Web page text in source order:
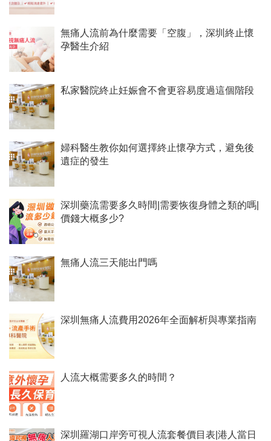
無痛人流前為什麼需要「空腹」，深圳終止懷
孕醫生介紹
私家醫院終止妊娠會不會更容易度過這個階段
婦科醫生教你如何選擇終止懷孕方式，避免後
遺症的發生
深圳藥流需要多久時間|需要恢復身體之類的嗎|
價錢大概多少?
無痛人流三天能出門嗎
深圳無痛人流費用2026年全面解析與專業指南
人流大概需要多久的時間？
深圳羅湖口岸旁可視人流套餐價目表|港人當日